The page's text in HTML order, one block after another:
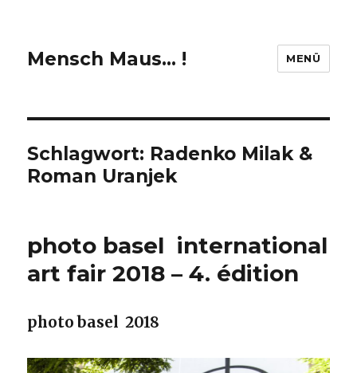
Mensch Maus… ! MENÜ
Schlagwort: Radenko Milak &
Roman Uranjek
photo basel international
art fair 2018 – 4. édition
photo basel 2018